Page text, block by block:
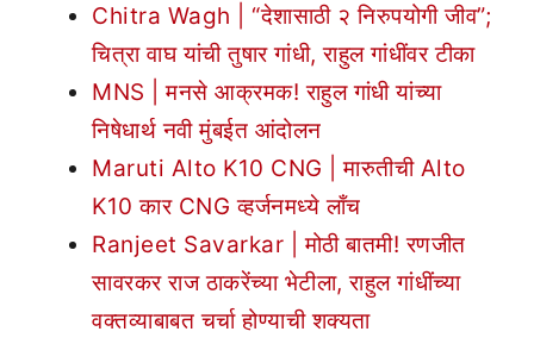
Chitra Wagh | “देशासाठी २ निरुपयोगी जीव”;
चित्रा वाघ यांची तुषार गांधी, राहुल गांधींवर टीका
MNS | मनसे आक्रमक! राहुल गांधी यांच्या
निषेधार्थ नवी मुंबईत आंदोलन
Maruti Alto K10 CNG | मारुतीची Alto
K10 कार CNG व्हर्जनमध्ये लाँच
Ranjeet Savarkar | मोठी बातमी! रणजीत
सावरकर राज ठाकरेंच्या भेटीला, राहुल गांधींच्या
वक्तव्याबाबत चर्चा होण्याची शक्यता